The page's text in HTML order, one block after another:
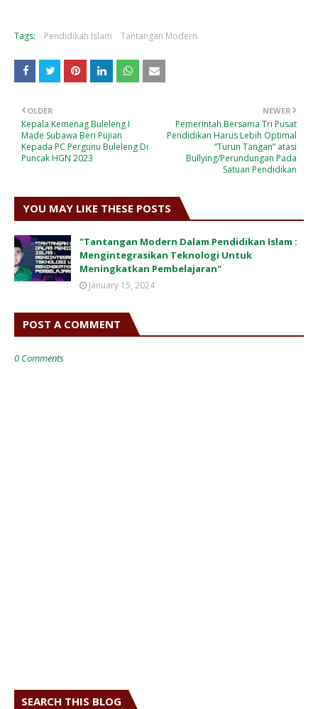
Tags: Pendidikan Islam Tantangan Modern
NEWER
Pemerintah Bersama Tri Pusat
Pendidikan Harus Lebih Optimal
“Turun Tangan” atasi
Bullying/Perundungan Pada
Satuan Pendidikan
OLDER
Kepala Kemenag Buleleng I
Made Subawa Beri Pujian
Kepada PC Pergunu Buleleng Di
Puncak HGN 2023
YOU MAY LIKE THESE POSTS
"Tantangan Modern Dalam Pendidikan Islam :
Mengintegrasikan Teknologi Untuk
Meningkatkan Pembelajaran"
January 15, 2024
POST A COMMENT
0 Comments
SEARCH THIS BLOG